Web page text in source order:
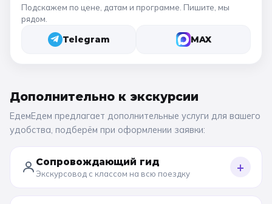
Подскажем по цене, датам и программе. Пишите, мы
рядом.
Telegram MAX
Дополнительно к экскурсии
ЕдемЕдем предлагает дополнительные услуги для вашего
удобства, подберём при оформлении заявки:
Сопровождающий гид
Экскурсовод с классом на всю поездку +